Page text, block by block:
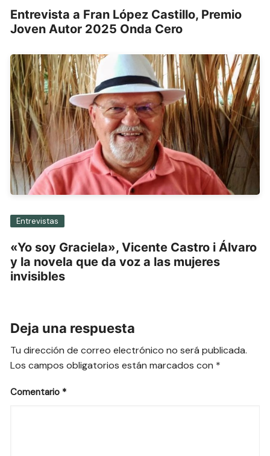
Entrevista a Fran López Castillo, Premio
Joven Autor 2025 Onda Cero
Entrevistas
«Yo soy Graciela», Vicente Castro i Álvaro
y la novela que da voz a las mujeres
invisibles
Deja una respuesta
Tu dirección de correo electrónico no será publicada.
Los campos obligatorios están marcados con *
Comentario *